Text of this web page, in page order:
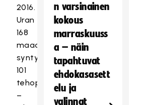
2016.
Uran
168
maaottelussa
syntyi
101
tehopistettä.
–
n varsinainen
kokous
marraskuuss
a – näin
tapahtuvat
ehdokasasett
elu ja
valinnat